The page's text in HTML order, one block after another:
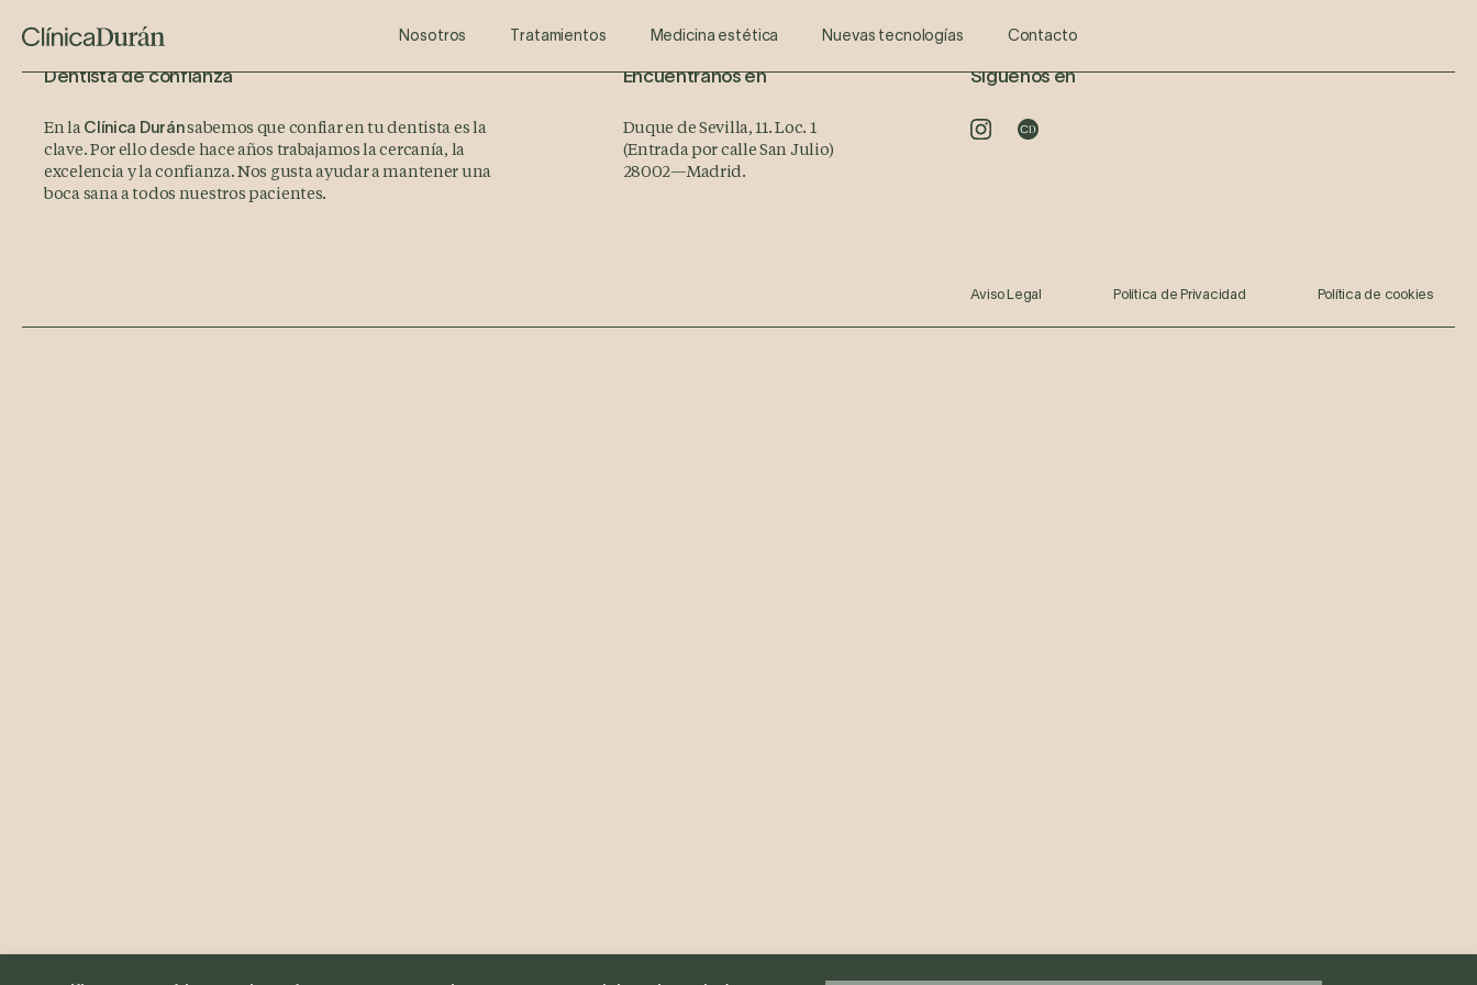
Nosotros Tratamientos
Estética Dental Ortodoncia Periodoncia ATM-Bruxismo Odontopedriatría Prótesis Dental
Medicina estética
Mesoterapia facial Ultherapy® Aumento de labios y rellenos faciales Toxina Botulínica
Nuevas tecnologías
Diseño de Sonrisas Digital Escáner Intraoral Odontología AvanzadaContacto
Blog
Dentista de confianza
En la Clínica Duránsabemos que confiar en tu dentista es la
clave. Por ello desde hace años trabajamos la cercanía, la
excelencia y la confianza. Nos gusta ayudar a mantener una
boca sana a todos nuestros pacientes.
Encuéntranos en
Duque de Sevilla, 11. Loc. 1
(Entrada por calle San Julio)
28002—Madrid.
Síguenos en
Aviso Legal Política de Privacidad Política de cookies